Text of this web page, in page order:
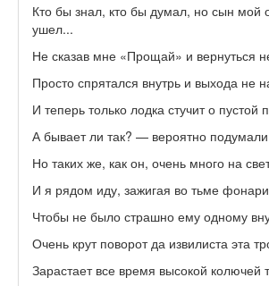
Кто бы знал, кто бы думал, но сын мой
ушел...
Не сказав мне «Прощай» и вернуться
Просто спрятался внутрь и выхода не
И теперь только лодка стучит о пустой
А бывает ли так? — вероятно
Но таких же, как он, очень много на
И я рядом иду, зажигая во тьме
Чтобы не было страшно ему одному
Очень крут поворот да извилиста эта
Зарастает все время высокой колючей